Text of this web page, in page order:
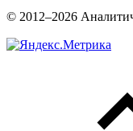
© 2012–2026